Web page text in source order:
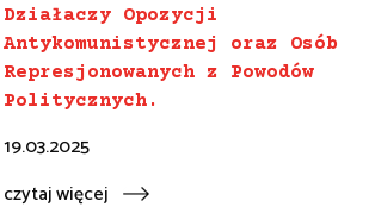
Działaczy Opozycji
Antykomunistycznej oraz Osób
Represjonowanych z Powodów
Politycznych.
19.03.2025
czytaj więcej